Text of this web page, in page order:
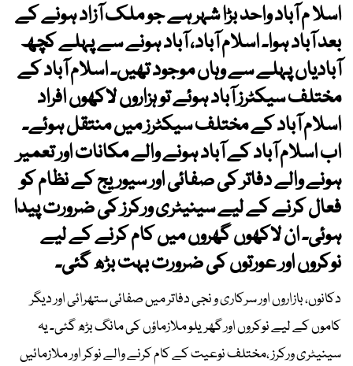
اسلا م آباد واحد بڑا شہر ہے جو ملک آزاد ہونے کے
بعد آباد ہوا۔ اسلام آباد، آباد ہونے سے پہلے کچھ
آبادیاں پہلے سے وہاں موجود تھیں۔ اسلام آباد کے
مختلف سیکٹرز آباد ہوئے تو ہزاروں لاکھوں افراد
اسلام آباد کے مختلف سیکٹرز میں منتقل ہوئے۔
اب اسلام آباد کے آباد ہونے والے مکانات اور تعمیر
ہونے والے دفاتر کی صفائی اور سیوریج کے نظام کو
فعال کرنے کے لیے سینیٹری ورکرز کی ضرورت پیدا
ہوئی۔ ان لاکھوں گھروں میں کام کرنے کے لیے
نوکروں اور عورتوں کی ضرورت بہت بڑھ گئی۔
دکانوں، بازاروں اور سرکاری و نجی دفاتر میں صفائی ستھرائی اور دیگر
کاموں کے لیے نوکروں اور گھریلو ملازماؤں کی مانگ بڑھ گئی۔ یہ
سینیٹری ورکرز ،مختلف نوعیت کے کام کرنے والے نوکر اور ملازمائیں